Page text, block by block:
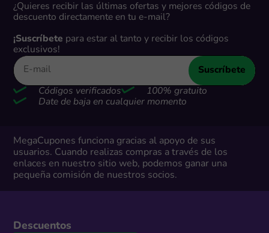
¿Quieres recibir las últimas ofertas y mejores códigos de
descuento directamente en tu e-mail?
¡Suscríbete para estar al tanto y recibir los códigos
exclusivos!
Suscríbete
Códigos verificados
100% gratuito
Date de baja en cualquier momento
MegaCupones funciona gracias al apoyo de sus
usuarios. Cuando realizas compras a través de los
enlaces en nuestro sitio web, podemos ganar una
pequeña comisión de nuestros socios.
Descuentos